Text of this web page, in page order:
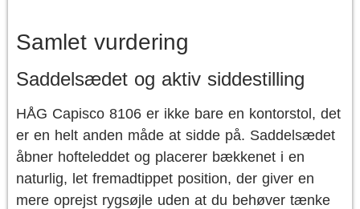
Samlet vurdering
Saddelsædet og aktiv siddestilling
HÅG Capisco 8106 er ikke bare en kontorstol, det
er en helt anden måde at sidde på. Saddelsædet
åbner hofteleddet og placerer bækkenet i en
naturlig, let fremadtippet position, der giver en
mere oprejst rygsøjle uden at du behøver tænke